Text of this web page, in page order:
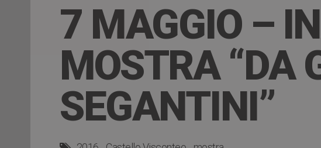
7 MAGGIO –
MOSTRA “DA
SEGANTINI”